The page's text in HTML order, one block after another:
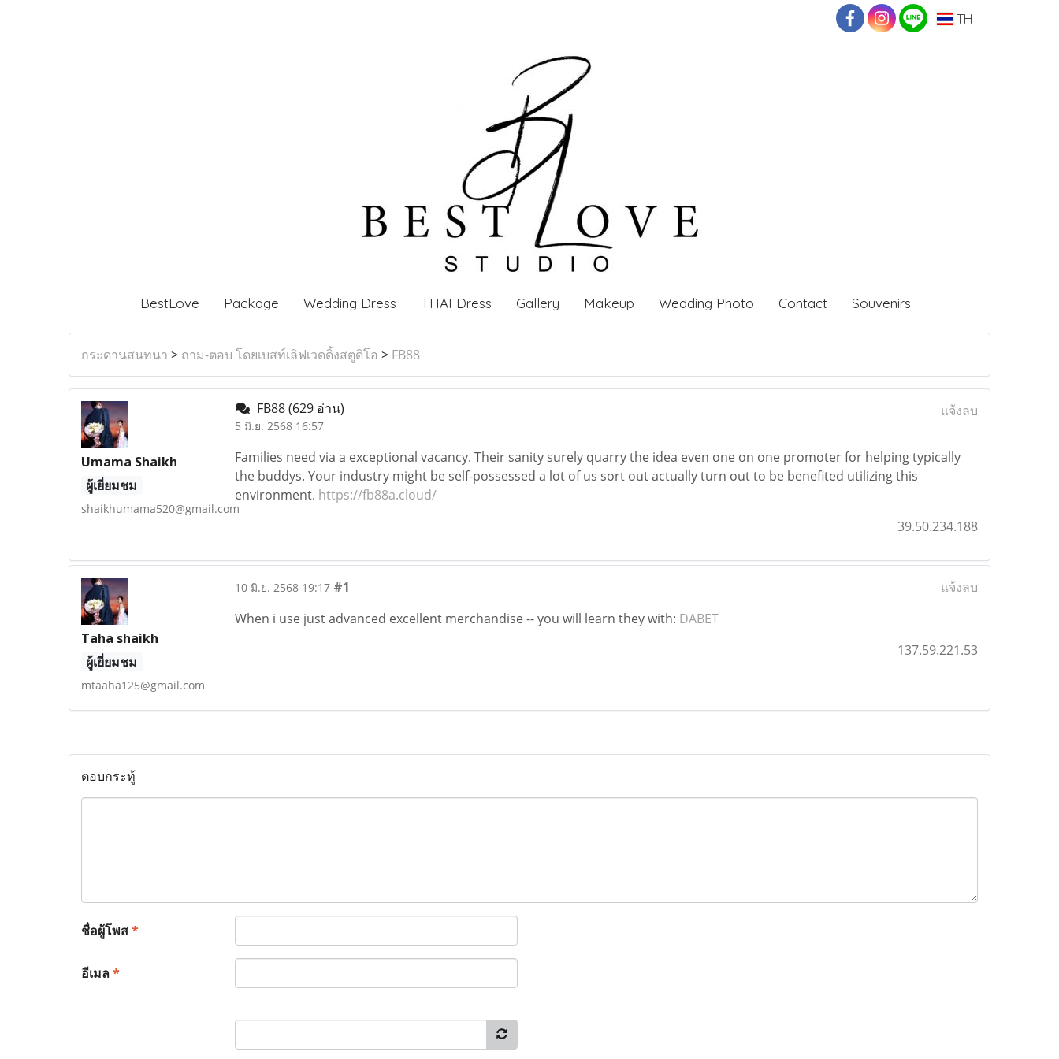
TH
BestLove Package Wedding Dress THAI Dress Gallery Makeup Wedding Photo Contact Souvenirs
กระดานสนทนา > ถาม-ตอบ โดยเบสท์เลิฟเวดดิ้งสตูดิโอ > FB88
Umama Shaikh
ผู้เยี่ยมชม
shaikhumama520@gmail.com
FB88(629 อ่าน)
5 มิ.ย. 2568 16:57
แจ้งลบ
Families need via a exceptional vacancy. Their sanity surely quarry the idea even one on one promoter for helping typically
the buddys. Your industry might be self-possessed a lot of us sort out actually turn out to be benefited utilizing this
environment. https://fb88a.cloud/
39.50.234.188
Taha shaikh
ผู้เยี่ยมชม
mtaaha125@gmail.com
10 มิ.ย. 2568 19:17 #1
แจ้งลบ
When i use just advanced excellent merchandise -- you will learn they with: DABET
137.59.221.53
ตอบกระทู้
ชื่อผู้โพส*
อีเมล*